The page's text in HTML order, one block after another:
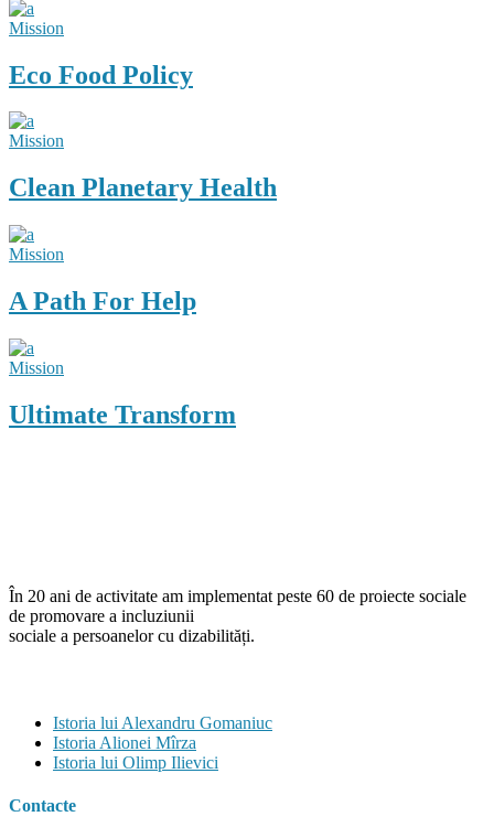
Mission
Eco Food Policy
Mission
Clean Planetary Health
Mission
A Path For Help
Mission
Ultimate Transform
În 20 ani de activitate am implementat peste 60 de proiecte sociale
de promovare a incluziunii
sociale a persoanelor cu dizabilități.
Istoria lui Alexandru Gomaniuc
Istoria Alionei Mîrza
Istoria lui Olimp Ilievici
Contacte